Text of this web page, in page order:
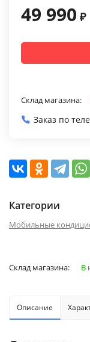
49 990 ₽
Склад магазина:
Заказ по
Категории
Мобильные
Склад магазина: В
Описание